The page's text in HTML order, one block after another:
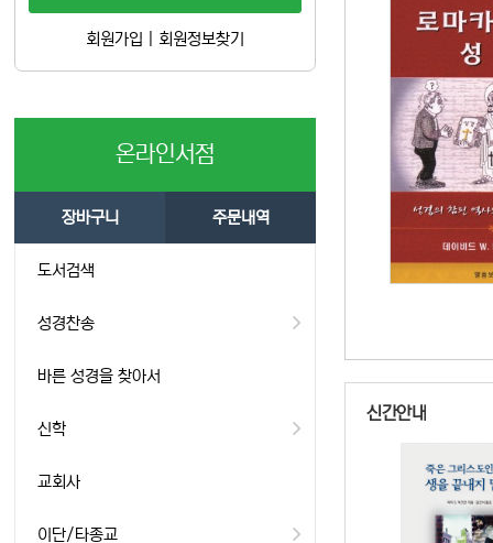
신간안내
회원가입 회원정보찾기
온라인서점
장바구니 주문내역
도서검색
성경찬송
바른 성경을 찾아서
신학
교회사
이단/타종교